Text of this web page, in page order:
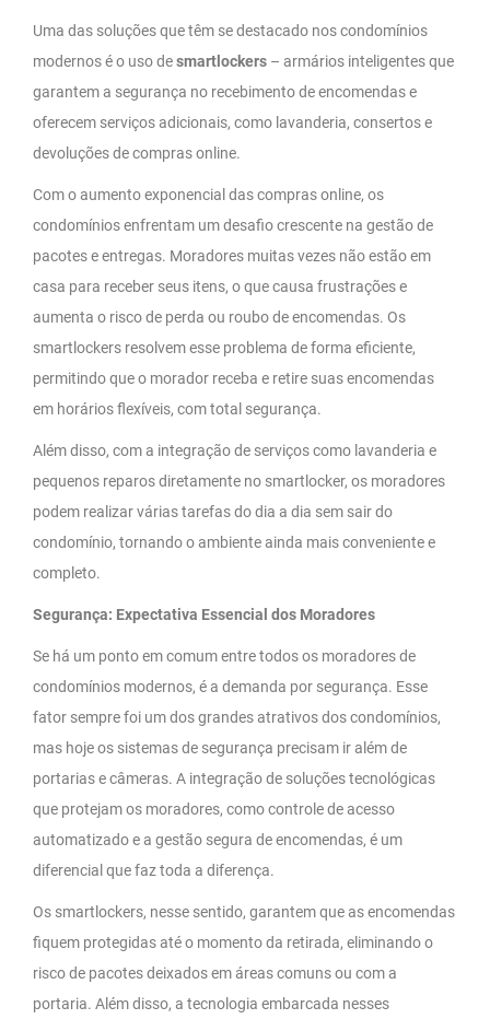
Uma das soluções que têm se destacado nos condomínios
modernos é o uso desmartlockers – armários inteligentes que
garantem a segurança no recebimento de encomendas e
oferecem serviços adicionais, como lavanderia, consertos e
devoluções de compras online.
Com o aumento exponencial das compras online, os
condomínios enfrentam um desafio crescente na gestão de
pacotes e entregas. Moradores muitas vezes não estão em
casa para receber seus itens, o que causa frustrações e
aumenta o risco de perda ou roubo de encomendas. Os
smartlockers resolvem esse problema de forma eficiente,
permitindo que o morador receba e retire suas encomendas
em horários flexíveis, com total segurança.
Além disso, com a integração de serviços como lavanderia e
pequenos reparos diretamente no smartlocker, os moradores
podem realizar várias tarefas do dia a dia sem sair do
condomínio, tornando o ambiente ainda mais conveniente e
completo.
Segurança: Expectativa Essencial dos Moradores
Se há um ponto em comum entre todos os moradores de
condomínios modernos, é a demanda por segurança. Esse
fator sempre foi um dos grandes atrativos dos condomínios,
mas hoje os sistemas de segurança precisam ir além de
portarias e câmeras. A integração de soluções tecnológicas
que protejam os moradores, como controle de acesso
automatizado e a gestão segura de encomendas, é um
diferencial que faz toda a diferença.
Os smartlockers, nesse sentido, garantem que as encomendas
fiquem protegidas até o momento da retirada, eliminando o
risco de pacotes deixados em áreas comuns ou com a
portaria. Além disso, a tecnologia embarcada nesses